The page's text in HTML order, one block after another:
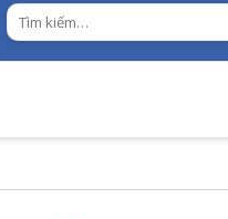
Tìm
kiếm: